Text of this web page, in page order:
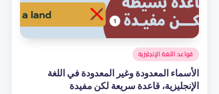
نُشر
في
قواعد اللغة الإنجليزية
الأسماء المعدودة وغير المعدودة في اللغة
الإنجليزية، قاعدة سريعة لكن مفيدة